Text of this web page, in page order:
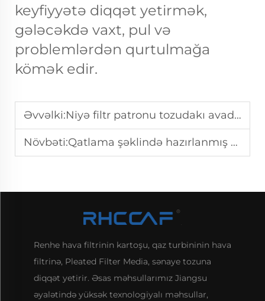
keyfiyyətə diqqət yetirmək,
gələcəkdə vaxt, pul və
problemlərdən qurtulmağa
kömək edir.
Əvvəlki:Niyə filtr patronu tozudakı avadanlıqların əsas iş effektini müəyyən edir
Növbəti:Qatlama şəklində hazırlanmış süzgəc patronlarının süzmə işində hansı performans üstünlükləri var
Renhe hava filtrinin kartoşu, qaz turbininin hava
filtrinə, Pleated Filter Media, sənaye tozuna
diqqət yetirir. Əsas məhsullarımız Jiangsu
əyalətində yüksək texnologiyalı məhsullar,